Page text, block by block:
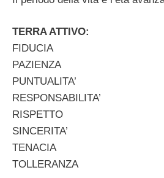
TERRA ATTIVO:
FIDUCIA
PAZIENZA
PUNTUALITA’
RESPONSABILITA’
RISPETTO
SINCERITA’
TENACIA
TOLLERANZA